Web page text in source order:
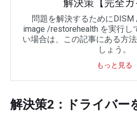
解決策【完全ガ
問題を解決するために
image /restorehealth を実行し
い場合は、この記事にある方
しょう。
もっと見る
解決策2：ドライバー